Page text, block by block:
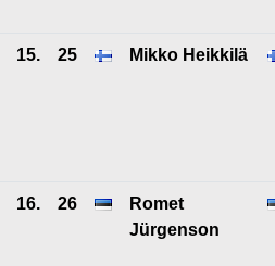
15. 25 Mikko Heikkilä
16. 26
Romet
Jürgenson